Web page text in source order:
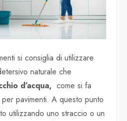
si consiglia di utilizzare
naturale che
d’acqua, come si fa
pavimenti. A questo punto
utilizzando uno straccio o un